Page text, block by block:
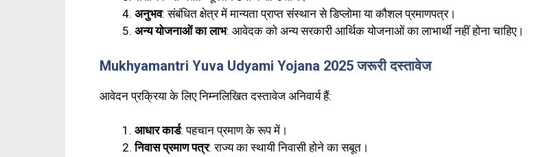
अनुभव: संबंधित क्षेत्र में मान्यता प्राप्त संस्थान से डिप्लोमा या कौशल प्रमाणपत्र।
अन्य योजनाओं का लाभ: आवेदक को अन्य सरकारी आर्थिक योजनाओं का लाभार्थी नहीं होना चाहिए।
Mukhyamantri Yuva Udyami Yojana 2025 जरूरी दस्तावेज
आवेदन प्रक्रिया के लिए निम्नलिखित दस्तावेज अनिवार्य हैं:
आधार कार्ड: पहचान प्रमाण के रूप में।
निवास प्रमाण पत्र: राज्य का स्थायी निवासी होने का सबूत।